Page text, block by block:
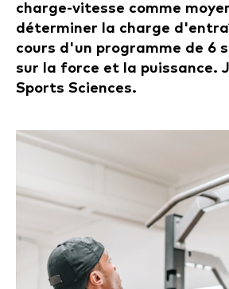
charge-vitesse comme
déterminer la charge
cours d'un programme de 6
sur la force et la puissance.
Sports Sciences.